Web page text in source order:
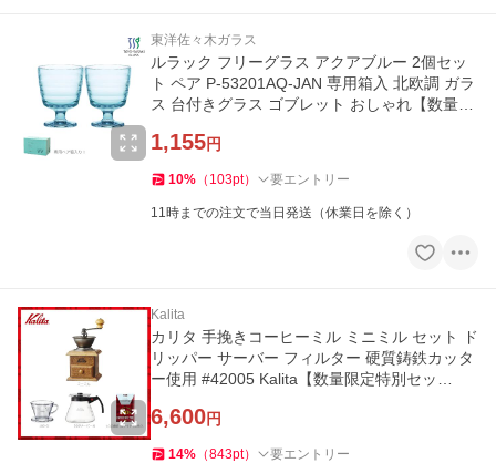
東洋佐々木ガラス
ルラック フリーグラス アクアブルー 2個セッ
ト ペア P-53201AQ-JAN 専用箱入 北欧調 ガラ
ス 台付きグラス ゴブレット おしゃれ【数量限
1,155円
10% （ 103pt） 要エントリー
11時までの注文で当日発送（休業日を除く）
Kalita
カリタ 手挽きコーヒーミル ミニミル セット ド
リッパー サーバー フィルター 硬質鋳鉄カッタ
ー使用 #42005 Kalita【数量限定特別セッ
6,600円
14% （843pt） 要エントリー